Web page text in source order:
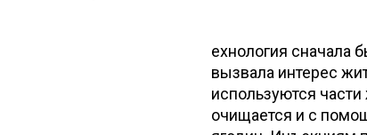
ехнология сначала
вызвала интерес
используются
очищается и с